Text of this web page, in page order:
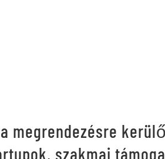
megrendezésre
szakmai